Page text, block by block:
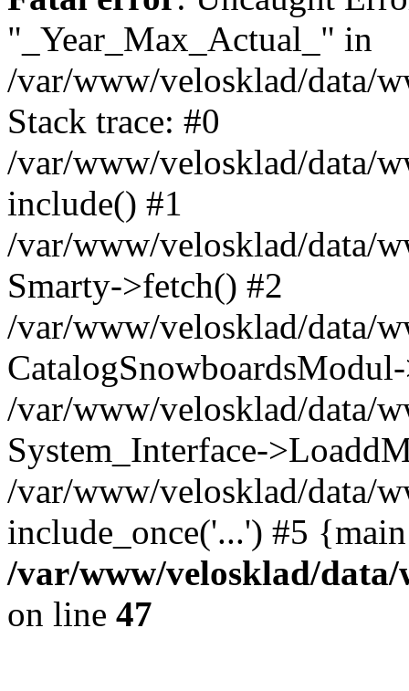
"_Year_Max_Actual_" in
/var/www/velosklad/data/
Stack trace: #0
/var/www/velosklad/data/
include() #1
/var/www/velosklad/data/
Smarty->fetch() #2
/var/www/velosklad/data/
/var/www/velosklad/data/
System_Interface-
/var/www/velosklad/data/
include_once('...') #5
/var/www/velosklad/
on line 47